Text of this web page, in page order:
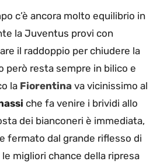
c’è ancora molto equilibrio in
la Juventus provi con
il raddoppio per chiudere la
però resta sempre in bilico e
la Fiorentina va vicinissimo al
che fa venire i brividi allo
dei bianconeri è immediata,
fermato dal grande riflesso di
migliori chance della ripresa